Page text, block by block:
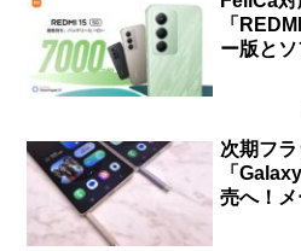
「
ー版と
次期フ
「
売へ！